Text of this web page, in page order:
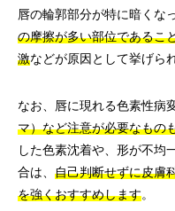
唇の輪郭部分が特に暗くな
の摩擦が多い部位であるこ
激などが原因として挙げら
なお、唇に現れる色素性病
マ）など注意が必要なもの
した色素沈着や、形が不均
合は、 自己判断せずに皮膚
を強くおすすめします。